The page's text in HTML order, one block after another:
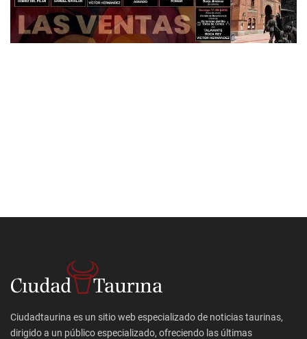
Ciudadtaurina es un sitio web especializado de noticias taurinas,
dirigido a un público especializado, ofreciendo las últimas